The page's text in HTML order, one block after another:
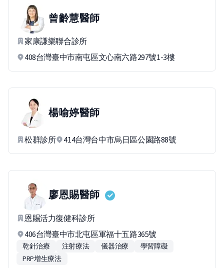
曾齡慧醫師
家康謙樂聯合診所
408台灣臺中市南屯區文心南六路297號1-3樓
楊喻婷醫師
松群診所 414台灣台中市烏日區公園路88號
廖恩賜醫師
恩賜活力復健科診所
406台灣臺中市北屯區軍福十五路365號
乾針治療 注射療法 儀器治療
學習障礙
PRP增生療法